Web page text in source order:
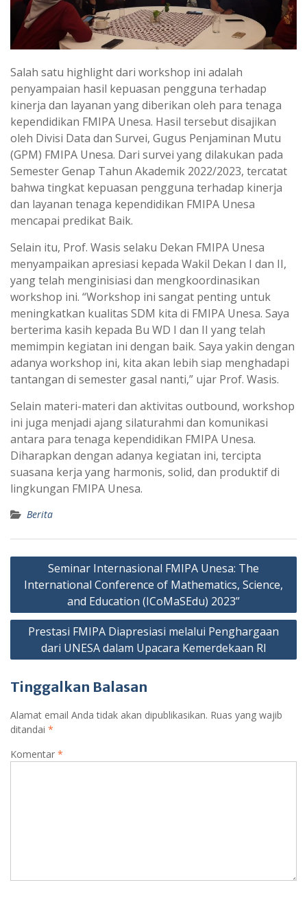
Salah satu highlight dari workshop ini adalah
penyampaian hasil kepuasan pengguna terhadap
kinerja dan layanan yang diberikan oleh para tenaga
kependidikan FMIPA Unesa. Hasil tersebut disajikan
oleh Divisi Data dan Survei, Gugus Penjaminan Mutu
(GPM) FMIPA Unesa. Dari survei yang dilakukan pada
Semester Genap Tahun Akademik 2022/2023, tercatat
bahwa tingkat kepuasan pengguna terhadap kinerja
dan layanan tenaga kependidikan FMIPA Unesa
mencapai predikat Baik.
Selain itu, Prof. Wasis selaku Dekan FMIPA Unesa
menyampaikan apresiasi kepada Wakil Dekan I dan II,
yang telah menginisiasi dan mengkoordinasikan
workshop ini. “Workshop ini sangat penting untuk
meningkatkan kualitas SDM kita di FMIPA Unesa. Saya
berterima kasih kepada Bu WD I dan II yang telah
memimpin kegiatan ini dengan baik. Saya yakin dengan
adanya workshop ini, kita akan lebih siap menghadapi
tantangan di semester gasal nanti,” ujar Prof. Wasis.
Selain materi-materi dan aktivitas outbound, workshop
ini juga menjadi ajang silaturahmi dan komunikasi
antara para tenaga kependidikan FMIPA Unesa.
Diharapkan dengan adanya kegiatan ini, tercipta
suasana kerja yang harmonis, solid, dan produktif di
lingkungan FMIPA Unesa.
Berita
Navigasi
pos
Seminar Internasional FMIPA Unesa: The
International Conference of Mathematics, Science,
and Education (ICoMaSEdu) 2023”
Prestasi FMIPA Diapresiasi melalui Penghargaan
dari UNESA dalam Upacara Kemerdekaan RI
Tinggalkan Balasan
Alamat email Anda tidak akan dipublikasikan. Ruas yang wajib
ditandai *
Komentar *